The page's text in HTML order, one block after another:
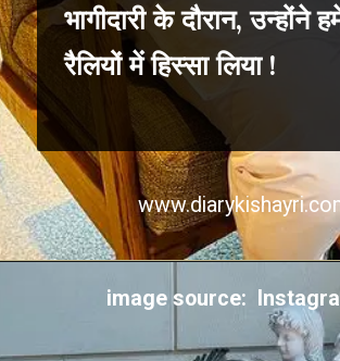
भागीदारी के दौरान, उन्होंने
रैलियों में हिस्सा लिया !
image source: